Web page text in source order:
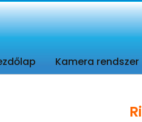
rendszer tervezés, telepítés,
Kamera rendszer